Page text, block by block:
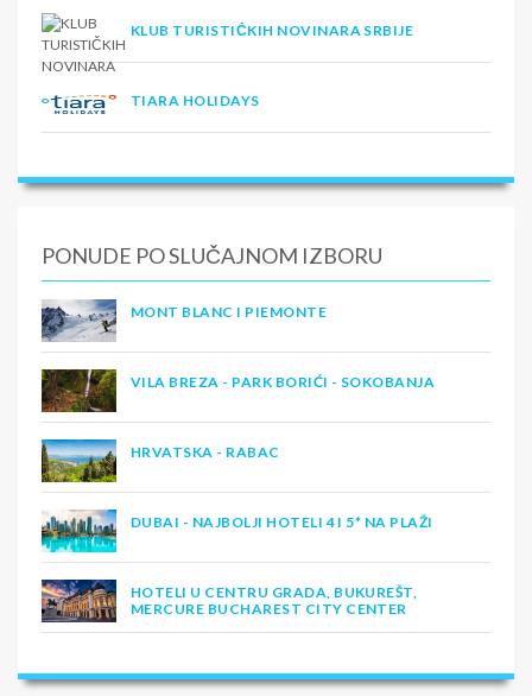
KLUB TURISTIČKIH NOVINARA SRBIJE
TIARA HOLIDAYS
PONUDE PO SLUČAJNOM IZBORU
MONT BLANC I PIEMONTE
VILA BREZA - PARK BORIĆI - SOKOBANJA
HRVATSKA - RABAC
DUBAI - NAJBOLJI HOTELI 4 I 5* NA PLAŽI
HOTELI U CENTRU GRADA, BUKUREŠT,
MERCURE BUCHAREST CITY CENTER